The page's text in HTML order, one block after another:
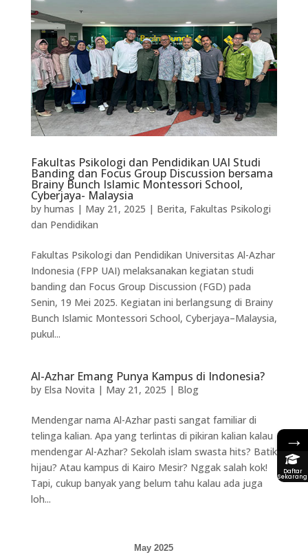
Fakultas Psikologi dan Pendidikan UAI Studi
Banding dan Focus Group Discussion bersama
Brainy Bunch Islamic Montessori School,
Cyberjaya- Malaysia
by humas | May 21, 2025 | Berita, Fakultas Psikologi
dan Pendidikan
Fakultas Psikologi dan Pendidikan Universitas Al-Azhar
Indonesia (FPP UAI) melaksanakan kegiatan studi
banding dan Focus Group Discussion (FGD) pada
Senin, 19 Mei 2025. Kegiatan ini berlangsung di Brainy
Bunch Islamic Montessori School, Cyberjaya–Malaysia,
pukul...
Al-Azhar Emang Punya Kampus di Indonesia?
by Elsa Novita | May 21, 2025 | Blog
Mendengar nama Al-Azhar pasti sangat familiar di
telinga kalian. Apa yang terlintas di pikiran kalian kalau
mendengar Al-Azhar? Sekolah islam swasta hits? Batik
hijau? Atau kampus di Kairo Mesir? Nggak salah kok!
Tapi, cukup banyak yang belum tahu kalau ada juga
loh...
May 2025
→
Daftar
Sekarang